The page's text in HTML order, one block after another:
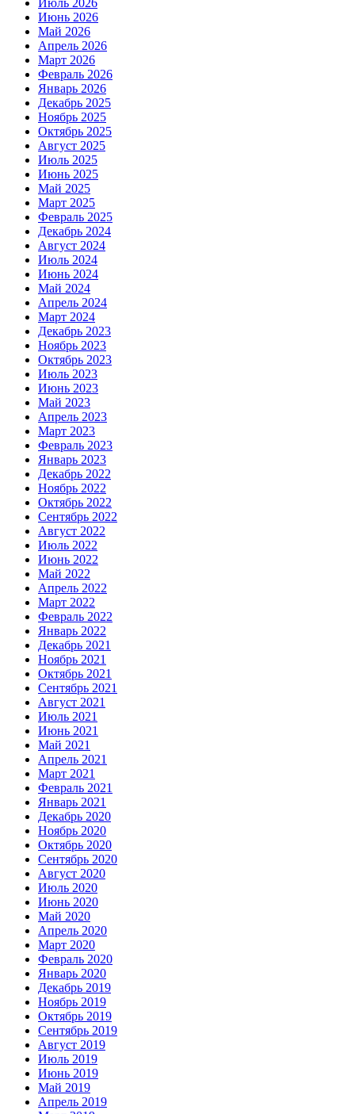
Июль 2026
Июнь 2026
Май 2026
Апрель 2026
Март 2026
Февраль 2026
Январь 2026
Декабрь 2025
Ноябрь 2025
Октябрь 2025
Август 2025
Июль 2025
Июнь 2025
Май 2025
Март 2025
Февраль 2025
Декабрь 2024
Август 2024
Июль 2024
Июнь 2024
Май 2024
Апрель 2024
Март 2024
Декабрь 2023
Ноябрь 2023
Октябрь 2023
Июль 2023
Июнь 2023
Май 2023
Апрель 2023
Март 2023
Февраль 2023
Январь 2023
Декабрь 2022
Ноябрь 2022
Октябрь 2022
Сентябрь 2022
Август 2022
Июль 2022
Июнь 2022
Май 2022
Апрель 2022
Март 2022
Февраль 2022
Январь 2022
Декабрь 2021
Ноябрь 2021
Октябрь 2021
Сентябрь 2021
Август 2021
Июль 2021
Июнь 2021
Май 2021
Апрель 2021
Март 2021
Февраль 2021
Январь 2021
Декабрь 2020
Ноябрь 2020
Октябрь 2020
Сентябрь 2020
Август 2020
Июль 2020
Июнь 2020
Май 2020
Апрель 2020
Март 2020
Февраль 2020
Январь 2020
Декабрь 2019
Ноябрь 2019
Октябрь 2019
Сентябрь 2019
Август 2019
Июль 2019
Июнь 2019
Май 2019
Апрель 2019